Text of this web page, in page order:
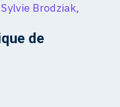
Sylvie Brodziak,
de